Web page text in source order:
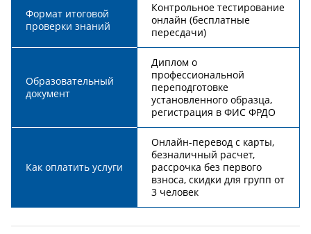
Формат итоговой
проверки знаний
Контрольное тестирование
онлайн (бесплатные
пересдачи)
Образовательный
документ
Диплом о
профессиональной
переподготовке
установленного образца,
регистрация в ФИС ФРДО
Как оплатить услуги
Онлайн-перевод с карты,
безналичный расчет,
рассрочка без первого
взноса, скидки для групп от
3 человек